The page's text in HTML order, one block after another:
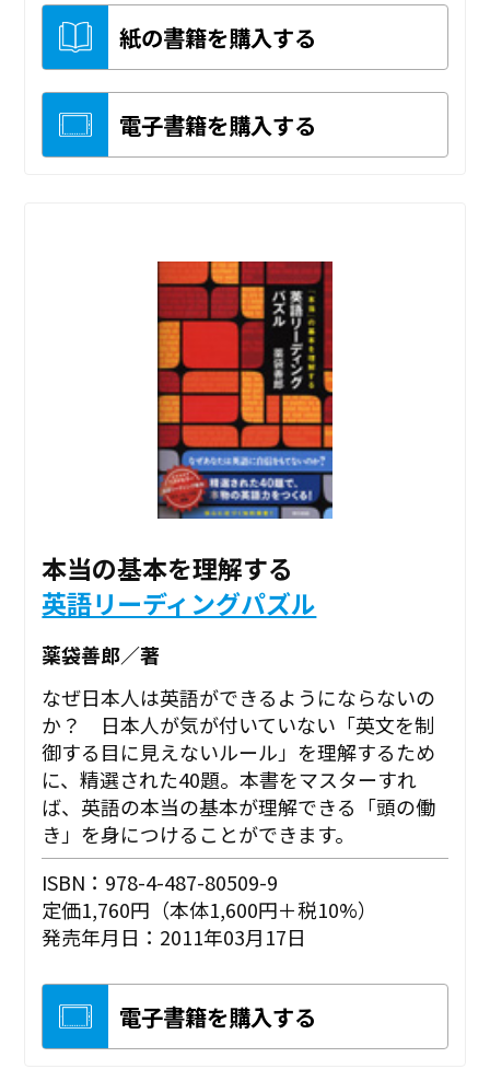
紙の書籍を購入する
電子書籍を購入する
本当の基本を理解する
英語リーディングパズル
薬袋善郎／著
なぜ日本人は英語ができるようにならないの
か？ 日本人が気が付いていない「英文を制
御する目に見えないルール」を理解するため
に、精選された40題。本書をマスターすれ
ば、英語の本当の基本が理解できる「頭の働
き」を身につけることができます。
ISBN：978-4-487-80509-9
定価1,760円（本体1,600円＋税10%）
発売年月日：2011年03月17日
電子書籍を購入する